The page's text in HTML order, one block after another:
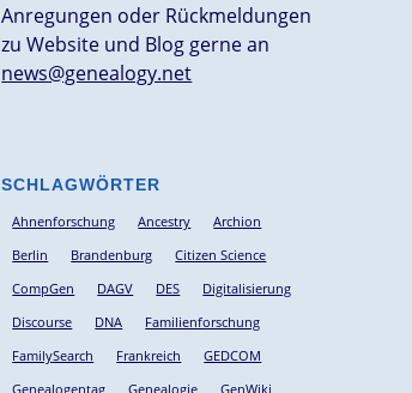
Anregungen oder Rückmeldungen
zu Website und Blog gerne an
news@genealogy.net
SCHLAGWÖRTER
Ahnenforschung Ancestry
Archion
Berlin
Brandenburg
Citizen Science
CompGen
DAGV DES
Digitalisierung
Discourse
DNA
Familienforschung
FamilySearch
Frankreich
GEDCOM
Genealogentag
Genealogie
GenWiki